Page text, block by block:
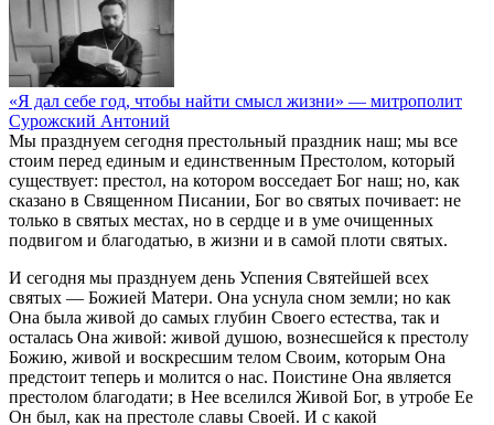
«Я дал себе год, чтобы найти смысл жизни» — митрополит
Сурожский Антоний
Мы празднуем сегодня престольный праздник наш; мы все
стоим перед единым и единственным Престолом, который
существует: престол, на котором восседает Бог наш; но, как
сказано в Священном Писании, Бог во святых почивает: не
только в святых местах, но в сердце и в уме очищенных
подвигом и благодатью, в жизни и в самой плоти святых.
И сегодня мы празднуем день Успения Святейшей всех
святых — Божией Матери. Она уснула сном земли; но как
Она была живой до самых глубин Своего естества, так и
осталась Она живой: живой душою, вознесшейся к престолу
Божию, живой и воскресшим телом Своим, которым Она
предстоит теперь и молится о нас. Поистине Она является
престолом благодати; в Нее вселился Живой Бог, в утробе Ее
Он был, как на престоле славы Своей. И с какой